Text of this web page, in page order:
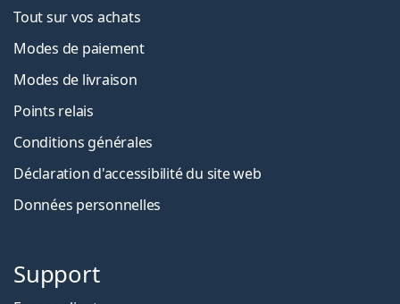
Tout sur vos achats
Modes de paiement
Modes de livraison
Points relais
Conditions générales
Déclaration d'accessibilité du site web
Données personnelles
Support